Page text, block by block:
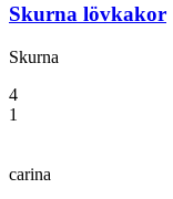
Skurna lövkakor
Skurna
4
1
carina